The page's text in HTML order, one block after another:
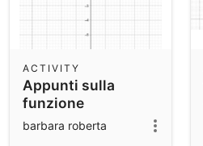
Appunti sulla
funzione
omografica
ACTIVITY
barbara roberta